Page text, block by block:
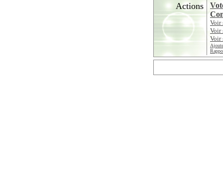
Actions
Voir
Voir
Voir